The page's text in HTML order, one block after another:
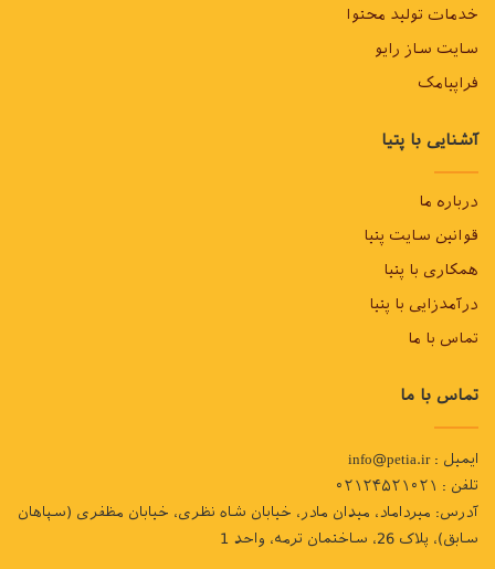
خدمات تولید محتوا
سایت ساز رایو
فراپیامک
آشنایی با پتیا
درباره ما
قوانین سایت پتیا
همکاری با پتیا
درآمدزایی با پتیا
تماس با ما
تماس با ما
ایمیل : info@petia.ir
تلفن : ۰۲۱۲۴۵۲۱۰۲۱
آدرس: میرداماد، میدان مادر، خیابان شاه نظری، خیابان مظفری (سپاهان
سابق)، پلاک 26، ساختمان ترمه، واحد 1